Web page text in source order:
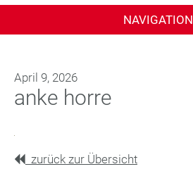
NAVIGATION
April 9, 2026
anke horre
zurück zur Übersicht